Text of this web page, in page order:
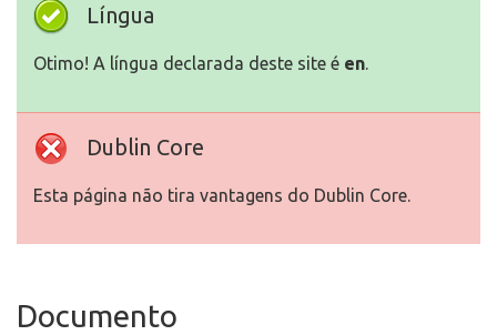
Língua
Otimo! A língua declarada deste site é en.
Dublin Core
Esta página não tira vantagens do Dublin Core.
Documento